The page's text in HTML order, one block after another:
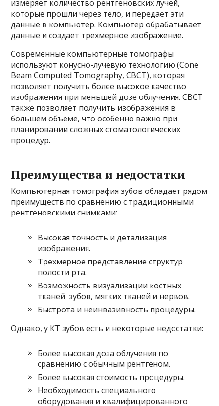
измеряет количество рентгеновских лучей,
которые прошли через тело, и передает эти
данные в компьютер. Компьютер обрабатывает
данные и создает трехмерное изображение.
Современные компьютерные томографы
используют конусно-лучевую технологию (Cone
Beam Computed Tomography, CBCT), которая
позволяет получить более высокое качество
изображения при меньшей дозе облучения. CBCT
также позволяет получить изображения в
большем объеме, что особенно важно при
планировании сложных стоматологических
процедур.
Преимущества и недостатки
Компьютерная томография зубов обладает рядом
преимуществ по сравнению с традиционными
рентгеновскими снимками:
Высокая точность и детализация
изображения.
Трехмерное представление структур
полости рта.
Возможность визуализации костных
тканей, зубов, мягких тканей и нервов.
Быстрота и неинвазивность процедуры.
Однако, у КТ зубов есть и некоторые недостатки:
Более высокая доза облучения по
сравнению с обычным рентгеном.
Более высокая стоимость процедуры.
Необходимость специального
оборудования и квалифицированного